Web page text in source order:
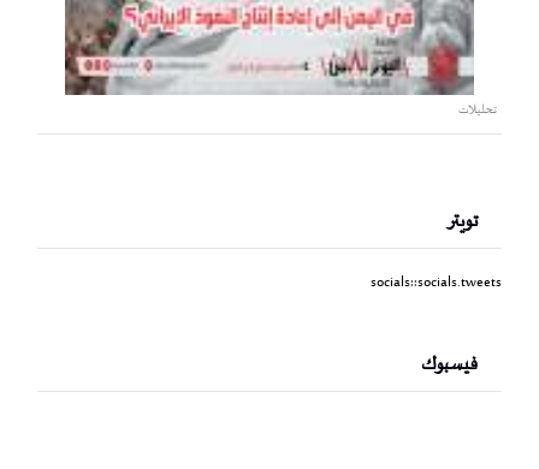
تحليلات
تويتر
socials::socials.tweets
فيسبوك